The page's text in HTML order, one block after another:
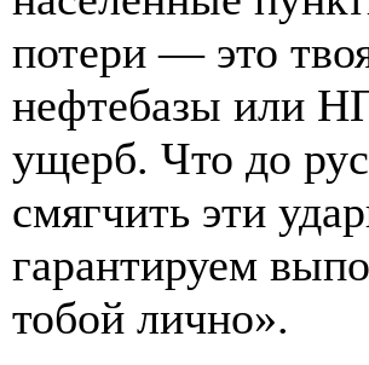
потери — это
нефтебазы или
ущерб. Что до
смягчить эти
гарантируем
тобой лично».